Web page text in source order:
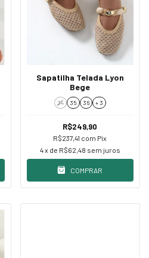
Sapatilha Telada Lyon
Bege
34 35 36 + 3
R$249,90
R$237,41 com Pix
4x de R$62,48 sem juros
COMPRAR